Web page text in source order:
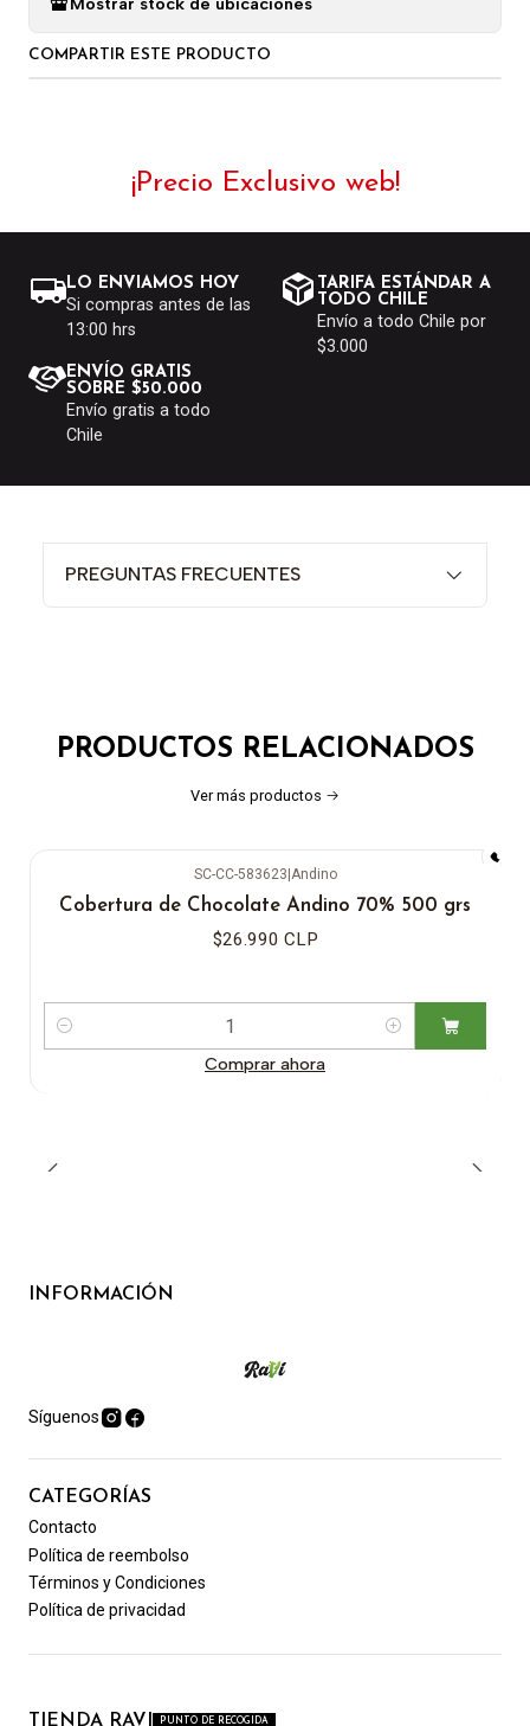
COMPARTIR ESTE PRODUCTO
¡Precio Exclusivo web!
LO ENVIAMOS HOY
Si compras antes de las
13:00 hrs
TARIFA ESTÁNDAR A
TODO CHILE
Envío a todo Chile por
$3.000
ENVÍO GRATIS
SOBRE $50.000
Envío gratis a todo
Chile
PREGUNTAS FRECUENTES
PRODUCTOS RELACIONADOS
Ver más productos
SC-CC-583623|Andino
Cobertura de Chocolate Andino 70% 500 grs
$26.990 CLP
Cantidad
Comprar ahora
INFORMACIÓN
Síguenos
CATEGORÍAS
Contacto
Política de reembolso
Términos y Condiciones
Política de privacidad
TIENDA RAVI PUNTO DE RECOGIDA